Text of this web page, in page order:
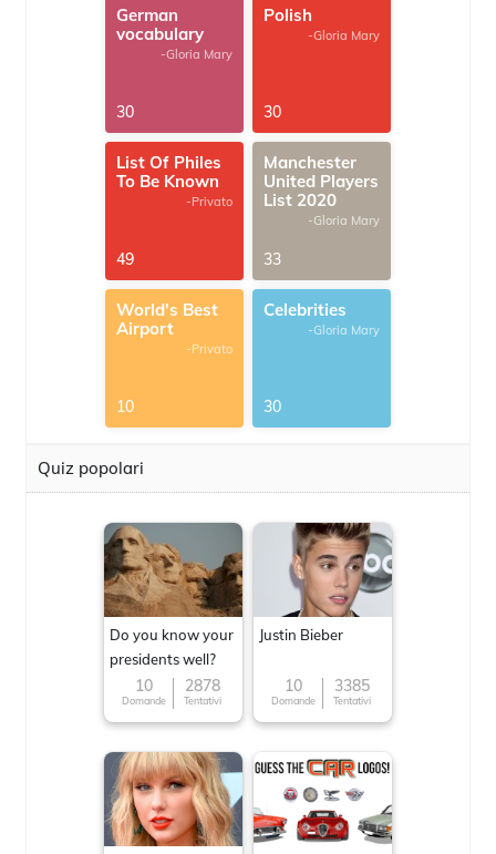
German
vocabulary
-Gloria Mary
30
Polish
-Gloria Mary
30
List Of Philes
To Be Known
-Privato
49
Manchester
United Players
List 2020
-Gloria Mary
33
World's Best
Airport
-Privato
10
Celebrities
-Gloria Mary
30
Quiz popolari
Do you know your
presidents well?
10
Domande
2878
Tentativi
Justin Bieber
10
Domande
3385
Tentativi